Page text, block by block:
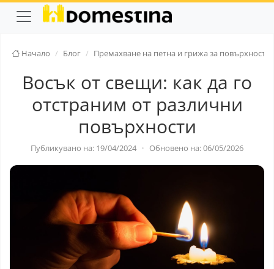
Начало Блог Премахване на петна и грижа за повърхностти
Восък от свещи: как да го
отстраним от различни
повърхности
Публикувано на: 19/04/2024 · Обновено на: 06/05/2026